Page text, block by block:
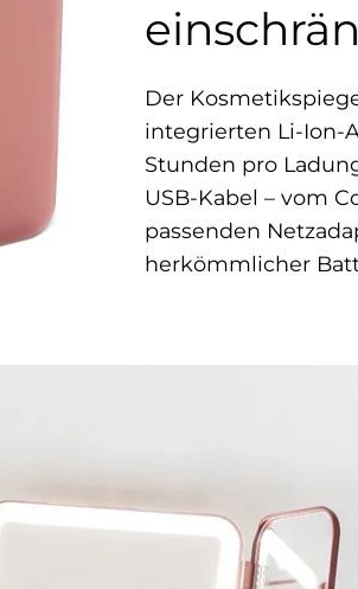
Der
integrierten Li-Ion-
Stunden pro
USB-Kabel – vom
passenden
herkömmlicher